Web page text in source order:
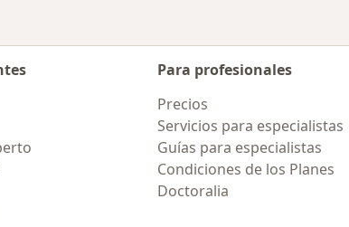
Para profesionales
Precios
Servicios para especialistas
Guías para especialistas
Condiciones de los Planes
Doctoralia